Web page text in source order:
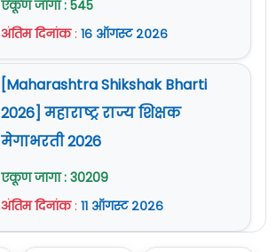
एकूण जागा : 545
अंतिम दिनांक : १६ ऑगस्ट २०२६
[Maharashtra Shikshak Bharti
2026] महाराष्ट्र राज्य शिक्षक
मेगाभरती 2026
एकूण जागा : 30209
अंतिम दिनांक : ११ ऑगस्ट २०२६